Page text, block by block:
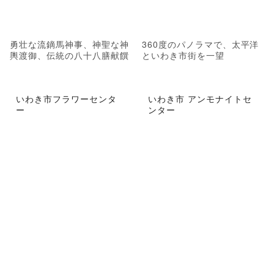
勇壮な流鏑馬神事、神聖な神
輿渡御、伝統の八十八膳献饌
360度のパノラマで、太平洋
といわき市街を一望
いわき市フラワーセンタ
ー
いわき市 アンモナイトセ
ンター